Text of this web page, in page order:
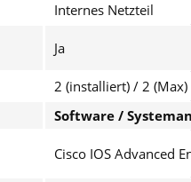
Internes Netzteil
Ja
2 (installiert) / 2 (Max)
Software /
Cisco IOS Advanced